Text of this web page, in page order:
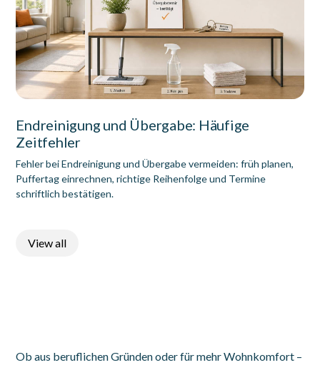
Endreinigung und Übergabe: Häufige
Zeitfehler
Fehler bei Endreinigung und Übergabe vermeiden: früh planen,
Puffertag einrechnen, richtige Reihenfolge und Termine
schriftlich bestätigen.
View all
Ob aus beruflichen Gründen oder für mehr Wohnkomfort –